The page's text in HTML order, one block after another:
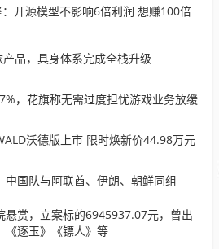
开源模型不影响6倍利润 想赚100倍
品，具身体系完成全栈升级
，花旗称无需过度担忧游戏业务放缓
沃德版上市 限时焕新价44.98万元
中国队与阿联酋、伊朗、朝鲜同组
悬赏，立案标的6945937.07元，曾出
《逐玉》《镖人》等